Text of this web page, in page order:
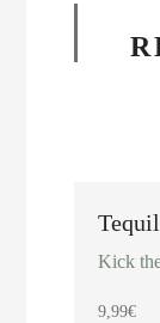
Kick
9,99€